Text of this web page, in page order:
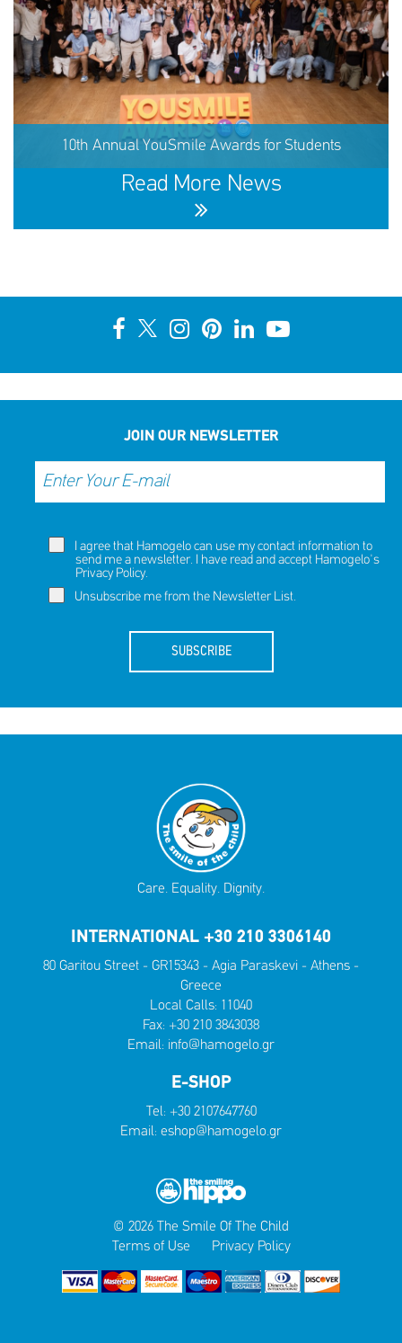
60,291 children received support in the first half of 2026
SHARE
REACT
10th Annual YouSmile Awards for Students
SHARE
REACT
Read More News
JOIN OUR NEWSLETTER
I agree that Hamogelo can use my contact information to
send me a newsletter. I have read and accept Hamogelo's
Privacy Policy.
Unsubscribe me from the Newsletter List.
SUBSCRIBE
Care. Equality. Dignity.
INTERNATIONAL +30 210 3306140
80 Garitou Street - GR15343 - Agia Paraskevi - Athens -
Greece
Local Calls: 11040
Fax: +30 210 3843038
Email: info@hamogelo.gr
E-SHOP
Tel: +30 2107647760
Email: eshop@hamogelo.gr
© 2026 The Smile Of The Child
Terms of Use
Privacy Policy